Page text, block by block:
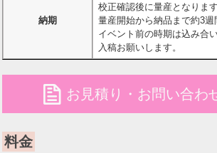
納期
校正確認後に量産となります
量産開始から納品まで約3週
イベント前の時期は込み合
入稿お願いします。
file お見積り・お問い合わ
料金